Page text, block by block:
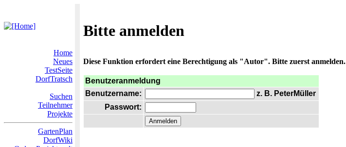
Bitte anmelden
Home
Neues
TestSeite
DorfTratsch
Suchen
Teilnehmer
Projekte
GartenPlan
DorfWiki
Diese Funktion erfordert eine Berechtigung als "Autor". Bitte zuerst anmelden.
Benutzeranmeldung
Benutzername:
z. B. PeterMüller
Passwort: